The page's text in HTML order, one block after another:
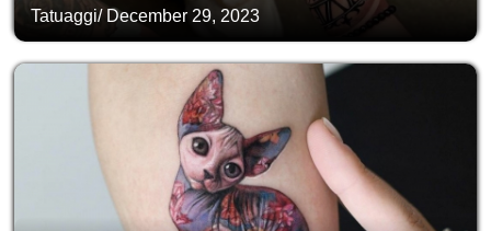
Tatuaggi/ December 29, 2023